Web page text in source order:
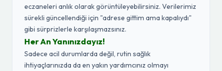
eczaneleri anlık olarak görüntüleyebilirsiniz. Verilerimiz
sürekli güncellendiği için "adrese gittim ama kapalıydı"
gibi sürprizlerle karşılaşmazsınız.
Her An Yanınızdayız!
Sadece acil durumlarda değil, rutin sağlık
ihtiyaçlarınızda da en yakın yardımcınız olmayı